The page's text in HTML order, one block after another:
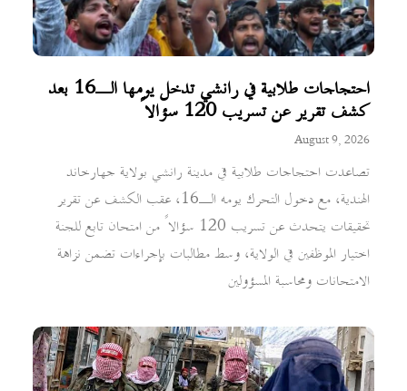
احتجاجات طلابية في رانشي تدخل يومها الـ16 بعد
كشف تقرير عن تسريب 120 سؤالاً
August 9, 2026
تصاعدت احتجاجات طلابية في مدينة رانشي بولاية جهارخاند
الهندية، مع دخول التحرك يومه الـ16، عقب الكشف عن تقرير
تحقيقات يتحدث عن تسريب 120 سؤالاً من امتحان تابع للجنة
اختيار الموظفين في الولاية، وسط مطالبات بإجراءات تضمن نزاهة
الامتحانات ومحاسبة المسؤولين